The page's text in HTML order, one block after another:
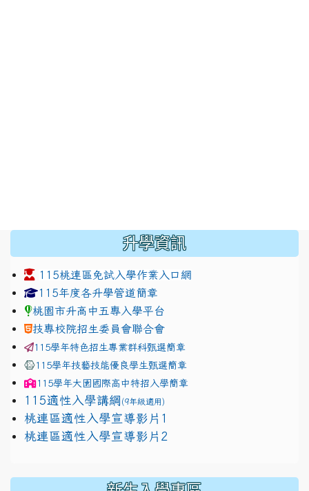
升學資訊
115桃連區免試入學作業入口網
link to https://www.jhjhs.tyc.edu.tw/modules/
115年度各升學管道簡章
桃園市升高中五專入學平台
技專校院招生委員會聯合會
115學年特色招生專業群科甄選簡章
115學年技藝技能優良學生甄選簡章
115學年大園國際高中特招入學簡章
115適性入學講綱 (9年級適用)
link to https://docs.google.com/presentation/d/
桃連區適性入學宣導影片1
link to https://docs.google.com/presentation/d/
桃連區適性入學宣導影片2